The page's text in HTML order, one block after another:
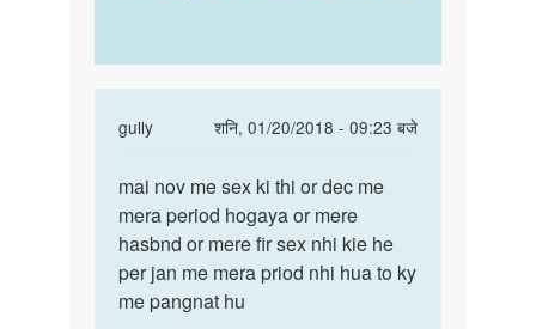
gully
शनि, 01/20/2018 - 09:23 बजे
In
to
Hello
mam
I
had
mai
nov
me
sex
ki
mai nov me sex ki thi or dec me
mera period hogaya or mere
hasbnd or mere fir sex nhi kie he
per jan me mera priod nhi hua to ky
me pangnat hu